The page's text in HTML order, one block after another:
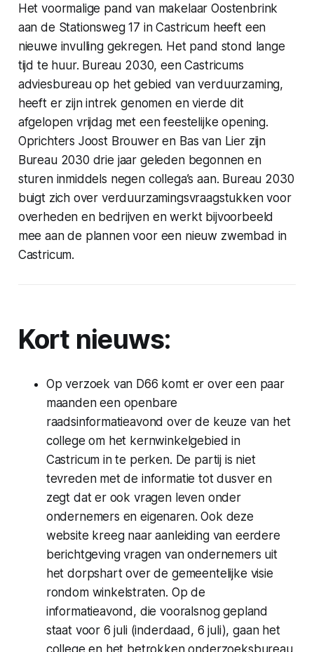
Het voormalige pand van makelaar Oostenbrink
aan de Stationsweg 17 in Castricum heeft een
nieuwe invulling gekregen. Het pand stond lange
tijd te huur. Bureau 2030, een Castricums
adviesbureau op het gebied van verduurzaming,
heeft er zijn intrek genomen en vierde dit
afgelopen vrijdag met een feestelijke opening.
Oprichters Joost Brouwer en Bas van Lier zijn
Bureau 2030 drie jaar geleden begonnen en
sturen inmiddels negen collega’s aan. Bureau 2030
buigt zich over verduurzamingsvraagstukken voor
overheden en bedrijven en werkt bijvoorbeeld
mee aan de plannen voor een nieuw zwembad in
Castricum.
Kort nieuws:
Op verzoek van D66 komt er over een paar
maanden een openbare
raadsinformatieavond over de keuze van het
college om het kernwinkelgebied in
Castricum in te perken. De partij is niet
tevreden met de informatie tot dusver en
zegt dat er ook vragen leven onder
ondernemers en eigenaren. Ook deze
website kreeg naar aanleiding van eerdere
berichtgeving vragen van ondernemers uit
het dorpshart over de gemeentelijke visie
rondom winkelstraten. Op de
informatieavond, die vooralsnog gepland
staat voor 6 juli (inderdaad, 6 juli), gaan het
college en het betrokken onderzoeksbureau